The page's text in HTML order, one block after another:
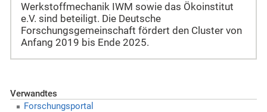
Werkstoffmechanik IWM sowie das Ökoinstitut
e.V. sind beteiligt. Die Deutsche
Forschungsgemeinschaft fördert den Cluster von
Anfang 2019 bis Ende 2025.
Verwandtes
Forschungsportal